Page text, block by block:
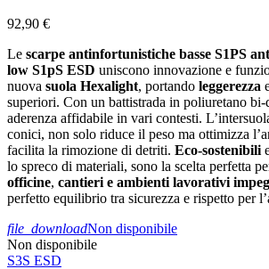
92,90 €
Le scarpe antinfortunistiche basse S1PS
low S1pS ESD uniscono innovazione e
nuova suola Hexalight, portando leggerezza
superiori. Con un battistrada in poliuretano bi-
aderenza affidabile in vari contesti.
conici, non solo riduce il peso ma ottimizza
facilita la rimozione di detriti. Eco-sostenibili
lo spreco di materiali, sono la scelta perfetta
officine, cantieri e ambienti lavorativi
perfetto equilibrio tra sicurezza e rispetto per
file_downloadNon disponibile
Non disponibile
S3S ESD